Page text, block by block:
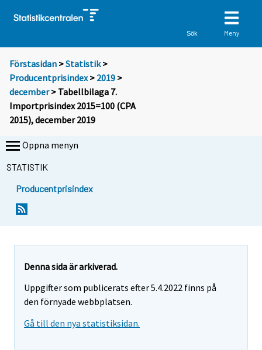
Sök Meny
Förstasidan >Statistik >
Producentprisindex> 2019 >
december> Tabellbilaga 7.
Importprisindex 2015=100 (CPA
2015), december 2019
Öppna menyn
STATISTIK
Producentprisindex
Denna sida är arkiverad.
Uppgifter som publicerats efter 5.4.2022 finns på
den förnyade webbplatsen.
Gå till den nya statistiksidan.